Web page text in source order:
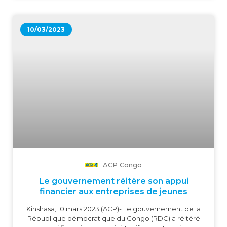
congolaises », a déclaré un membre de la famille
après l’office religieux célébré à la basilique Notre-
10/03/2023
ACP Congo
Le gouvernement réitère son appui
financier aux entreprises de jeunes
Kinshasa, 10 mars 2023 (ACP)- Le gouvernement de la
République démocratique du Congo (RDC) a réitéré